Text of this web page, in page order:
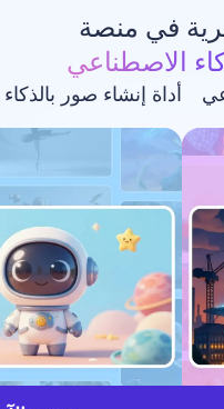
صور بالذكاء الاصطناعي